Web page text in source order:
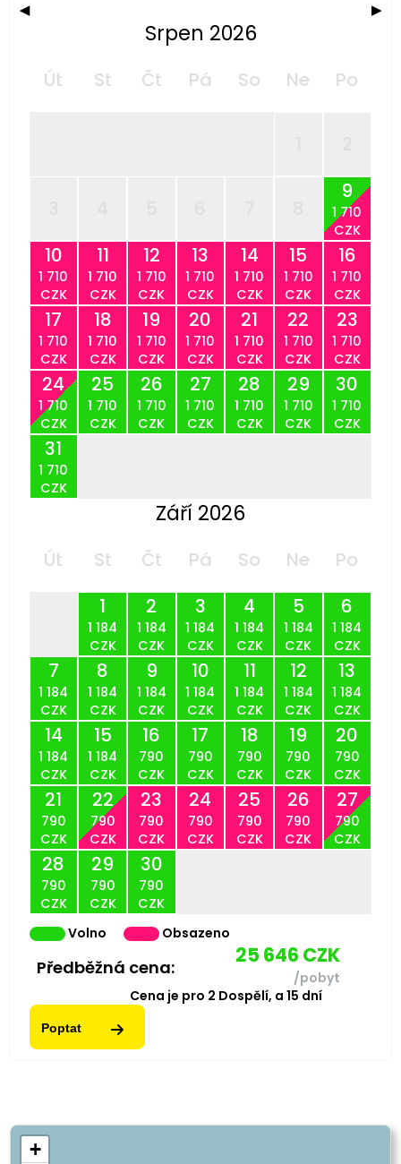
◀ ▶
Srpen 2026
Út St Čt Pá So Ne Po
9
1 710
CZK
10
1 710
CZK
11
1 710
CZK
12
1 710
CZK
13
1 710
CZK
14
1 710
CZK
15
1 710
CZK
16
1 710
CZK
17
1 710
CZK
18
1 710
CZK
19
1 710
CZK
20
1 710
CZK
21
1 710
CZK
22
1 710
CZK
23
1 710
CZK
24
1 710
CZK
25
1 710
CZK
26
1 710
CZK
27
1 710
CZK
28
1 710
CZK
29
1 710
CZK
30
1 710
CZK
31
1 710
CZK
Září 2026
Út St Čt Pá So Ne
Po
1
1 184
CZK
2
1 184
CZK
3
1 184
CZK
4
1 184
CZK
5
1 184
CZK
6
1 184
CZK
7
1 184
CZK
8
1 184
CZK
9
1 184
CZK
10
1 184
CZK
11
1 184
CZK
12
1 184
CZK
13
1 184
CZK
14
1 184
CZK
15
1 184
CZK
16
790
CZK
17
790
CZK
18
790
CZK
19
790
CZK
20
790
CZK
21
790
CZK
22
790
CZK
23
790
CZK
24
790
CZK
25
790
CZK
26
790
CZK
27
790
CZK
28
790
CZK
29
790
CZK
30
790
CZK
Volno
Obsazeno
Předběžná cena: 25 646 CZK
/pobyt
Cena je pro 2 Dospělí, a 15 dní
Poptat
+